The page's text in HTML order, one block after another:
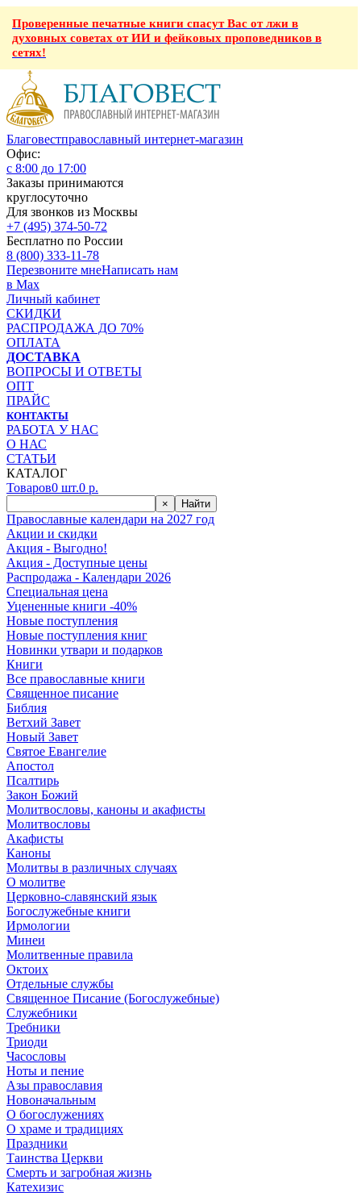
Проверенные печатные книги спасут Вас от лжи в
духовных советах от ИИ и фейковых проповедников в
сетях!
Благовестправославный интернет-магазин
Офис:
с 8:00 до 17:00
Заказы принимаются
круглосуточно
Для звонков из Москвы
+7 (495) 374-50-72
Бесплатно по России
8 (800) 333-11-78
Перезвоните мнеНаписать нам
в Max
Личный кабинет
СКИДКИ
РАСПРОДАЖА ДО 70%
ОПЛАТА
ДОСТАВКА
ВОПРОСЫ И ОТВЕТЫ
ОПТ
ПРАЙС
КОНТАКТЫ
РАБОТА У НАС
О НАС
СТАТЬИ
КАТАЛОГ
Товаров0 шт.0 р.
× Найти
Православные календари на 2027 год
Акции и скидки
Акция - Выгодно!
Акция - Доступные цены
Распродажа - Календари 2026
Специальная цена
Уцененные книги -40%
Новые поступления
Новые поступления книг
Новинки утвари и подарков
Книги
Все православные книги
Священное писание
Библия
Ветхий Завет
Новый Завет
Святое Евангелие
Апостол
Псалтирь
Закон Божий
Молитвословы, каноны и акафисты
Молитвословы
Акафисты
Каноны
Молитвы в различных случаях
О молитве
Церковно-славянский язык
Богослужебные книги
Ирмологии
Минеи
Молитвенные правила
Октоих
Отдельные службы
Священное Писание (Богослужебные)
Служебники
Требники
Триоди
Часословы
Ноты и пение
Азы православия
Новоначальным
О богослужениях
О храме и традициях
Праздники
Таинства Церкви
Смерть и загробная жизнь
Катехизис